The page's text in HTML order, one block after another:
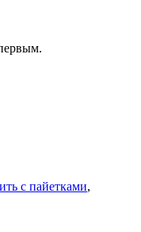
с пайетками,